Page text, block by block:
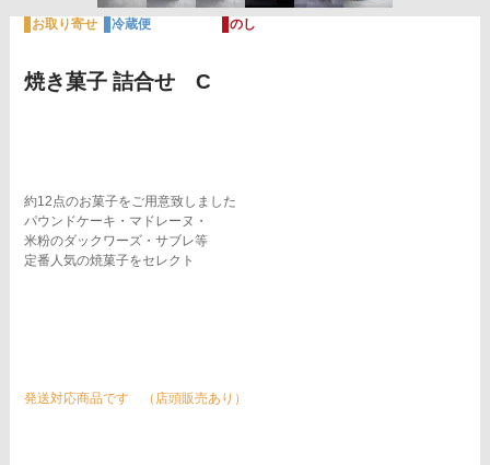
焼き菓子 詰合せ C
お取り寄せ 冷蔵便 のし
約12点のお菓子をご用意致しました
パウンドケーキ・マドレーヌ・
米粉のダックワーズ・サブレ等
定番人気の焼菓子をセレクト
発送対応商品です （店頭販売あり）